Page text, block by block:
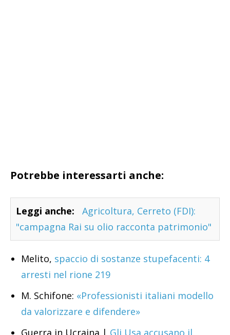
Potrebbe interessarti anche:
Leggi anche:
Agricoltura, Cerreto (FDI):
"campagna Rai su olio racconta patrimonio"
Melito, spaccio di sostanze stupefacenti: 4
arresti nel rione 219
M. Schifone: «Professionisti italiani modello
da valorizzare e difendere»
Guerra in Ucraina | Gli Usa accusano il